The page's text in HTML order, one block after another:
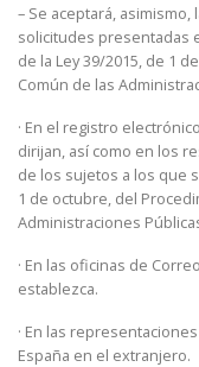
– Se aceptará,
solicitudes presentadas
de la Ley 39/2015, de 1
Común de las
· En el registro
dirijan, así como en los
de los sujetos a los que
1 de octubre, del
Administraciones
· En las oficinas de
establezca.
· En las
España en el extranjero.